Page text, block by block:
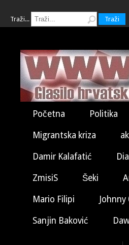
Traži... Traži
Početna Politika
Migrantska kriza
Damir Kalafatić
ZmisiS Šeki
Mario Filipi
Sanjin Baković